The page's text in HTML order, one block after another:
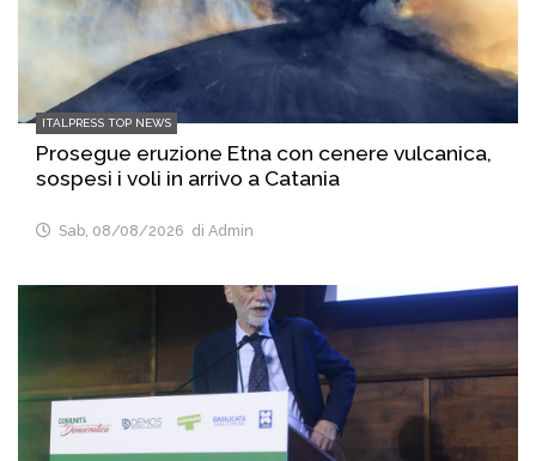
ITALPRESS TOP NEWS
Prosegue eruzione Etna con cenere vulcanica,
sospesi i voli in arrivo a Catania
Sab, 08/08/2026 di Admin